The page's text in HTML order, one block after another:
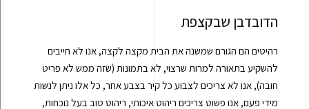
הדובדבן שבקצפת
רהיטים הם הגורם שמשנה את הבית מקצה לקצה, אנו לא חייבים
להשקיע בתאורה למרות שרצוי, לא בתמונות (שזה ממש לא פריט
חובה), אנו לא צריכים לצבוע כל קיר בצבע אחר, כל אלו ניתן לנשות
מידי פעם, אנו פשוט צריכים ריהוט איכותי, ריהוט טוב בעל נוכחות,